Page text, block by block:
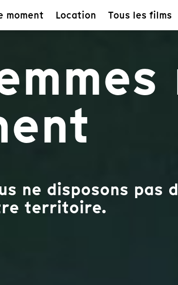
moment Location Tous les films
ne disposons
territoire.